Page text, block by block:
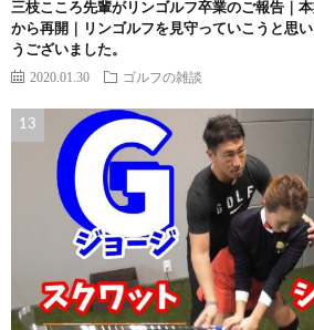
三枝こころ先輩がリンゴルフ卒業のご報告｜
から再開｜リンゴルフを見守っていこうと思
うございました。
2020.01.30 ゴルフの雑談